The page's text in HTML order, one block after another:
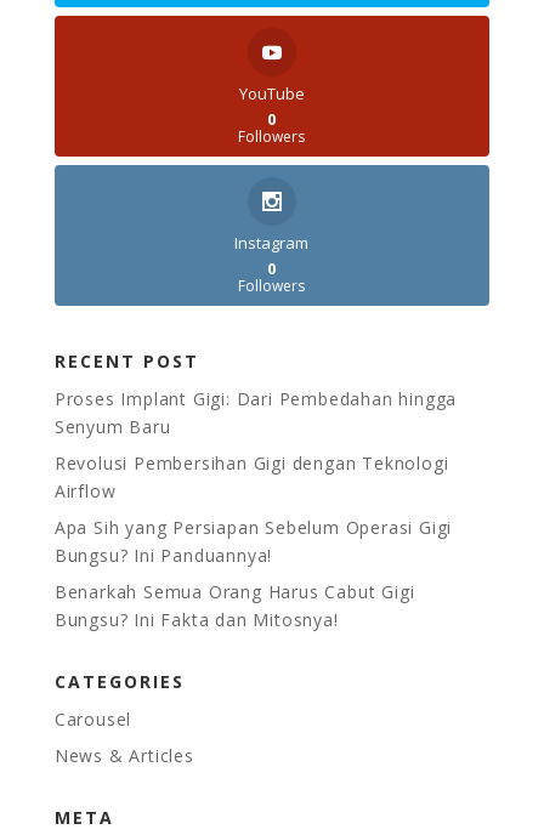
YouTube
0
Followers
Instagram
0
Followers
RECENT POST
Proses Implant Gigi: Dari Pembedahan hingga
Senyum Baru
Revolusi Pembersihan Gigi dengan Teknologi
Airflow
Apa Sih yang Persiapan Sebelum Operasi Gigi
Bungsu? Ini Panduannya!
Benarkah Semua Orang Harus Cabut Gigi
Bungsu? Ini Fakta dan Mitosnya!
CATEGORIES
Carousel
News & Articles
META